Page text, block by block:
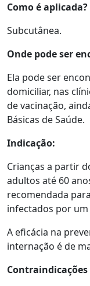
Como é aplicada?
Subcutânea.
Onde pode ser
Ela pode ser
domiciliar, nas
de vacinação,
Básicas de Saúde.
Indicação:
Crianças a partir
adultos até 60
recomendada
infectados por
A eficácia na
internação é de
Contraindicações